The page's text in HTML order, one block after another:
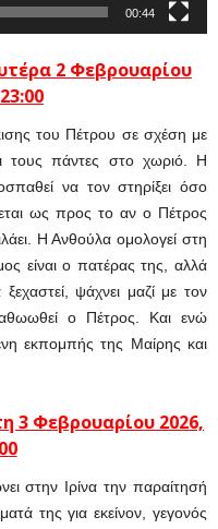
00:44
2 Φεβρουαρίου
του Πέτρου σε σχέση με
τους πάντες στο χωριό. Η
να τον στηρίξει όσο
ως προς το αν ο Πέτρος
Η Ανθούλα ομολογεί στη
είναι ο πατέρας της, αλλά
ψάχνει μαζί με τον
ο Πέτρος. Και ενώ
εκπομπής της Μαίρης και
3 Φεβρουαρίου 2026,
στην Ιρίνα την παραίτησή
της για εκείνον, γεγονός